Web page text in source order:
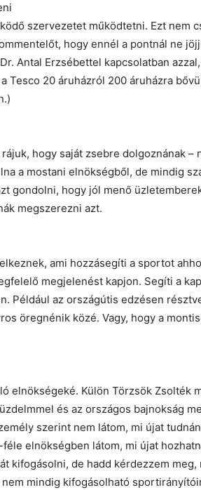
szervezetet működtetni. Ezt nem
hogy ennél a pontnál ne
Antal Erzsébettel kapcsolatban
Tesco 20 áruházról 200 áruházra
hogy saját zsebre dolgoznának –
a mostani elnökségből, de mindig
gondolni, hogy jól menő
megszerezni azt.
ami hozzásegíti a sportot
megjelenést kapjon. Segíti a
Például az országútis edzésen
öregnénik közé. Vagy, hogy a
elnökségeké. Külön Törzsök Zsolték
és az országos bajnokság
szerint nem látom, mi újat
elnökségben látom, mi újat
kifogásolni, de hadd kérdezzem
mindig kifogásolható